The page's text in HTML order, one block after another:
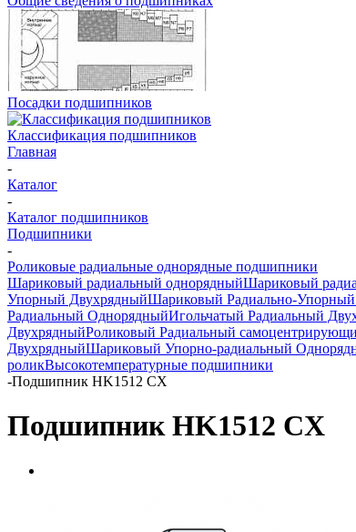
Посадки подшипников
Классификация подшипников
Главная
-
Каталог
-
Каталог подшипников
Подшипники
-
Роликовые радиальные однорядные подшипники
Шариковый радиальный однорядныйШариковый
Упорный ДвухрядныйШариковый Радиально-Упорный
Радиальный ОднорядныйИгольчатый Радиальный
ДвухрядныйРоликовый Радиальный
ДвухрядныйШариковый Упорно-радиальный
роликВысокотемпературные подшипники
-Подшипник HK1512 CX
Подшипник HK1512 CX